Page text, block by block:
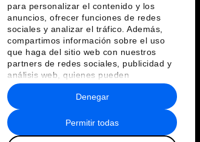
para personalizar el contenido y los
anuncios, ofrecer funciones de redes
sociales y analizar el tráfico. Además,
compartimos información sobre el uso
que haga del sitio web con nuestros
partners de redes sociales, publicidad y
análisis web, quienes pueden
combinarla con otra información que les
haya proporcionado o que hayan
recopilado a partir del uso que haya
hecho de sus servicios.
Permitir todas
Denegar